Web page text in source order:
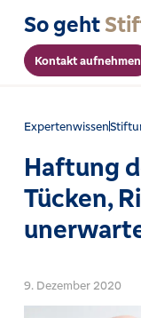
So geht
Kontakt aufnehmen
Expertenwissen
Haftung
Tücken,
9. Dezember 2020